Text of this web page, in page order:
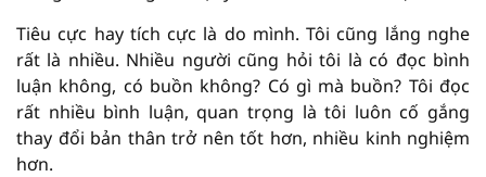
Tiêu cực hay tích cực là do mình. Tôi cũng lắng nghe
rất là nhiều. Nhiều người cũng hỏi tôi là có đọc bình
luận không, có buồn không? Có gì mà buồn? Tôi đọc
rất nhiều bình luận, quan trọng là tôi luôn cố gắng
thay đổi bản thân trở nên tốt hơn, nhiều kinh nghiệm
hơn.